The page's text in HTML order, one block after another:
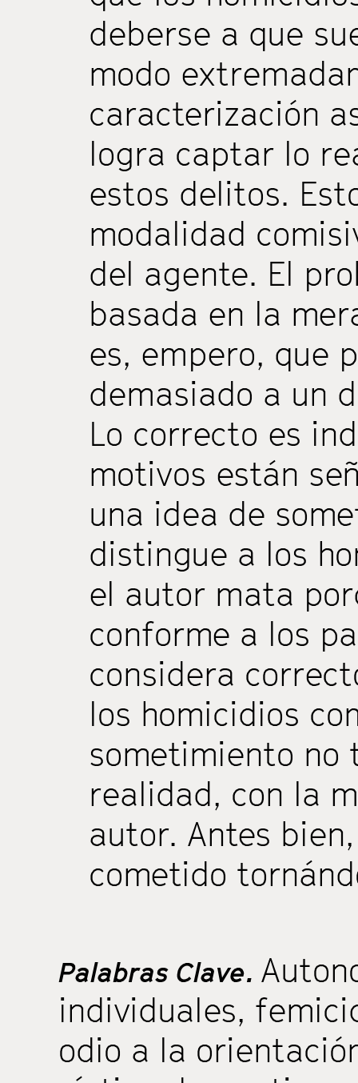
deberse a que
modo
caracterización
logra captar lo
estos delitos.
modalidad
del agente. El
basada en la
es, empero, que
demasiado a un
Lo correcto es
motivos están
una idea de
distingue a los
el autor mata
conforme a los
considera
los homicidios
sometimiento no
realidad, con la
autor. Antes
cometido
Palabras Clave.
individuales,
odio a la